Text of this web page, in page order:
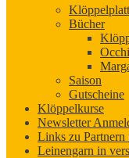
Bücher
Occhi
Saison
Gutscheine
Klöppelkurse
Newsletter
Links zu Partnern
Leinengarn in